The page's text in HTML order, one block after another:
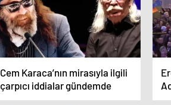
Cem Karaca’nın mirasıyla ilgili
çarpıcı iddialar gündemde